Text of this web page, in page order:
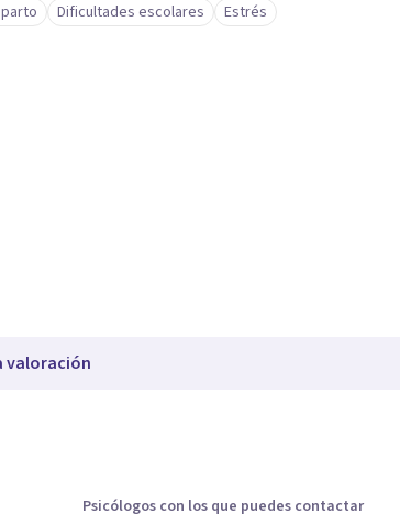
Dificultades escolares
Estrés
valoración
Psicólogos con los que puedes contactar